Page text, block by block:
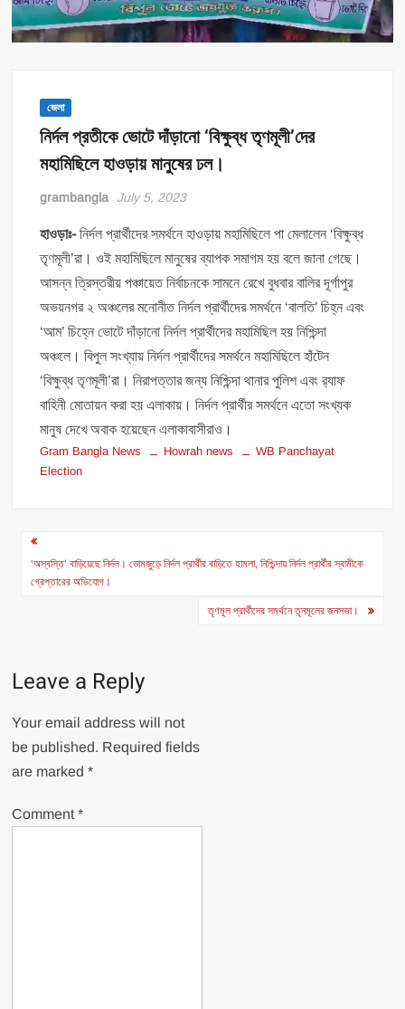
জেলা
নির্দল প্রতীকে ভোটে দাঁড়ানো ‘বিক্ষুব্ধ তৃণমূলী’দের
মহামিছিলে হাওড়ায় মানুষের ঢল।
grambangla July 5, 2023
হাওড়াঃ-নির্দল প্রার্থীদের সমর্থনে হাওড়ায় মহামিছিলে পা মেলালেন ‘বিক্ষুব্ধ
তৃণমূলী’রা। ওই মহামিছিলে মানুষের ব্যাপক সমাগম হয় বলে জানা গেছে।
আসন্ন ত্রিস্তরীয় পঞ্চায়েত নির্বাচনকে সামনে রেখে বুধবার বালির দূর্গাপুর
অভয়নগর ২ অঞ্চলের মনোনীত নির্দল প্রার্থীদের সমর্থনে ‘বালতি’ চিহ্ন এবং
‘আম’ চিহ্নে ভোটে দাঁড়ানো নির্দল প্রার্থীদের মহামিছিল হয় নিশ্চিন্দা
অঞ্চলে। বিপুল সংখ্যায় নির্দল প্রার্থীদের সমর্থনে মহামিছিলে হাঁটেন
‘বিক্ষুব্ধ তৃণমূলী’রা। নিরাপত্তার জন্য নিশ্চিন্দা থানার পুলিশ এবং র‍্যাফ
বাহিনী মোতায়ন করা হয় এলাকায়। নির্দল প্রার্থীর সমর্থনে এতো সংখ্যক
মানুষ দেখে অবাক হয়েছেন এলাকাবাসীরাও।
Gram Bangla News Howrah news
WB Panchayat
Election
Post
navigation
‘অস্বস্তি’ বাড়িয়েছে নির্দল। ডোমজুড়ে নির্দল প্রার্থীর বাড়িতে হামলা, নিশ্চিন্দায় নির্দল প্রার্থীর স্বামীকে
গ্রেপ্তারের অভিযোগ।
তৃণমূল প্রার্থীদের সমর্থনে তৃনমূলের জনসভা।
Leave a Reply
Your email address will not
be published. Required fields
are marked*
Comment*